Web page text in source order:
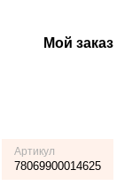
Мой заказ
Артикул
78069900014625